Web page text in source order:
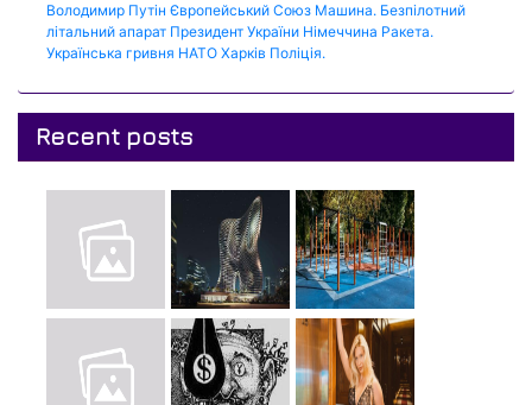
Володимир Путін Європейський Союз Машина. Безпілотний
літальний апарат Президент України Німеччина Ракета.
Українська гривня НАТО Харків Поліція.
Recent posts